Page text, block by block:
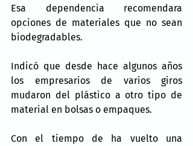
Esa dependencia recomendara
opciones de materiales que no sean
biodegradables.
Indicó que desde hace algunos años
los empresarios de varios giros
mudaron del plástico a otro tipo de
material en bolsas o empaques.
Con el tiempo de ha vuelto una